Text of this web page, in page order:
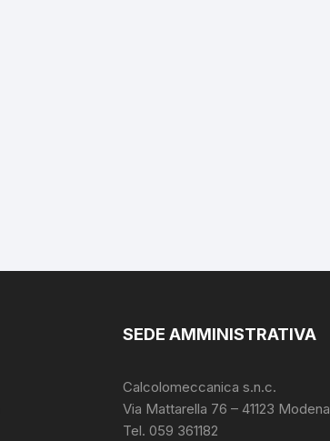
SEDE AMMINISTRATIVA
Calcolomeccanica s.n.c.
Via Mattarella 76 – 41123 Modena
Tel. 059 361182